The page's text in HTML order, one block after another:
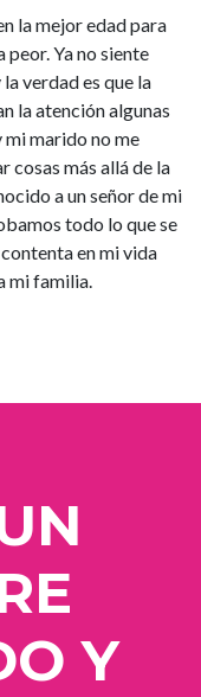
la mejor edad para
Ya no siente
verdad es que la
la atención algunas
mi marido no me
cosas más allá de la
a un señor de mi
todo lo que se
en mi vida
mi familia.
Y